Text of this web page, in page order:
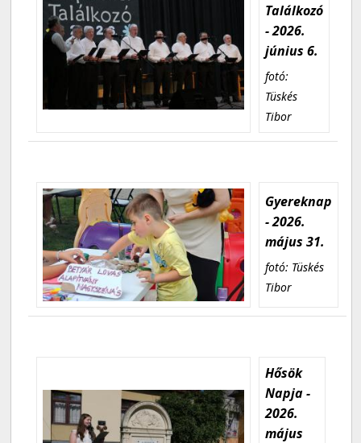
Találkozó
- 2026.
június 6.
fotó:
Tüskés
Tibor
Gyereknap
- 2026.
május 31.
fotó: Tüskés
Tibor
Hősök
Napja -
2026.
május